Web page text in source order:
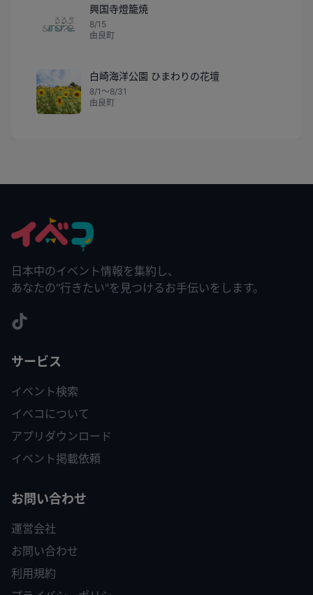
興国寺燈籠焼
8/15
由良町
白崎海洋公園 ひまわりの花壇
8/1〜8/31
由良町
日本中のイベント情報を集約し、
あなたの"行きたい"を見つけるお手伝いをします。
サービス
イベント検索
イベコについて
アプリダウンロード
イベント掲載依頼
お問い合わせ
運営会社
お問い合わせ
利用規約